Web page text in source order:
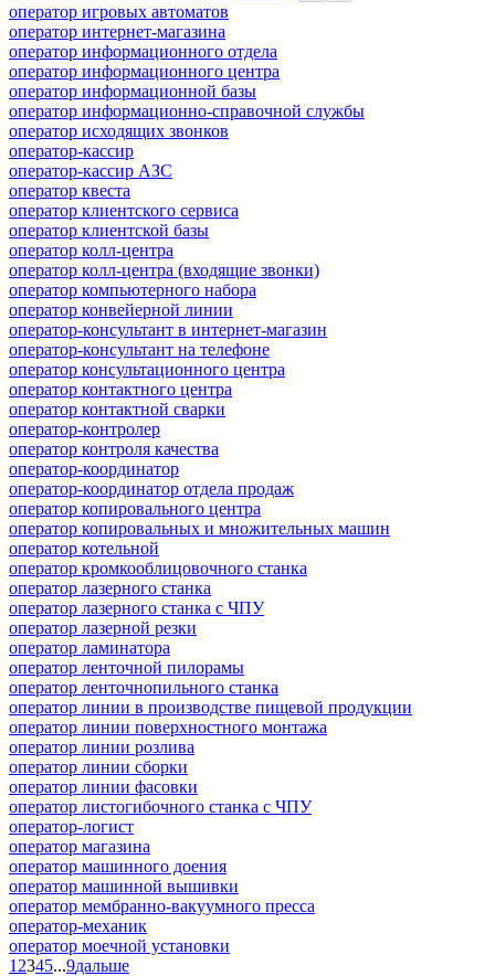
оператор игровых автоматов
оператор интернет-магазина
оператор информационного отдела
оператор информационного центра
оператор информационной базы
оператор информационно-справочной службы
оператор исходящих звонков
оператор-кассир
оператор-кассир АЗС
оператор квеста
оператор клиентского сервиса
оператор клиентской базы
оператор колл-центра
оператор колл-центра (входящие звонки)
оператор компьютерного набора
оператор конвейерной линии
оператор-консультант в интернет-магазин
оператор-консультант на телефоне
оператор консультационного центра
оператор контактного центра
оператор контактной сварки
оператор-контролер
оператор контроля качества
оператор-координатор
оператор-координатор отдела продаж
оператор копировального центра
оператор копировальных и множительных машин
оператор котельной
оператор кромкооблицовочного станка
оператор лазерного станка
оператор лазерного станка с ЧПУ
оператор лазерной резки
оператор ламинатора
оператор ленточной пилорамы
оператор ленточнопильного станка
оператор линии в производстве пищевой продукции
оператор линии поверхностного монтажа
оператор линии розлива
оператор линии сборки
оператор линии фасовки
оператор листогибочного станка с ЧПУ
оператор-логист
оператор магазина
оператор машинного доения
оператор машинной вышивки
оператор мембранно-вакуумного пресса
оператор-механик
оператор моечной установки
1 2345...9дальше